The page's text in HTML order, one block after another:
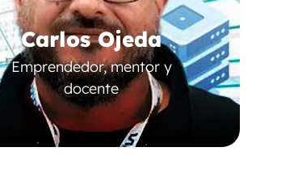
Carlos Ojeda
Emprendedor, mentor y
docente